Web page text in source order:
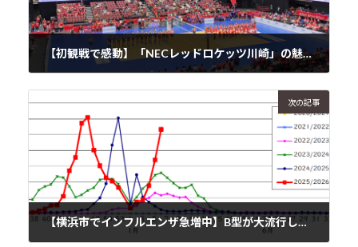
【初観戦で感動】「NECレッドロケッツ川崎」の魅力。SVリーグは最高のエンタメだった！
次の記事
【横浜市でインフルエンザ急増中】B型が大流行しています